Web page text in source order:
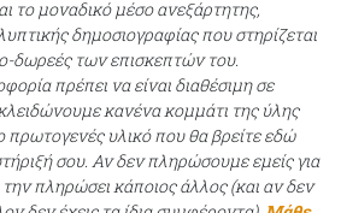
το μοναδικό μέσο ανεξάρτητης,
δημοσιογραφίας που στηρίζεται
δωρεές των επισκεπτών του.
πρέπει να είναι διαθέσιμη σε
κανένα κομμάτι της ύλης
πρωτογενές υλικό που θα βρείτε εδώ
σου. Αν δεν πληρώσουμε εμείς για
πληρώσει κάποιος άλλος (και αν δεν